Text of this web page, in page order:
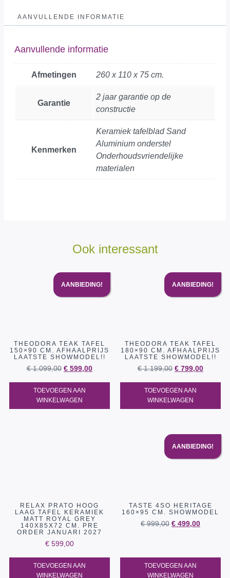
AANVULLENDE INFORMATIE
Aanvullende informatie
Afmetingen 260 x 110 x 75 cm.
Garantie
2 jaar garantie op de
constructie
Kenmerken
Keramiek tafelblad Sand
Aluminium onderstel
Onderhoudsvriendelijke
materialen
Ook interessant
AANBIEDING!
THEODORA TEAK TAFEL
150×90 CM. AFHAALPRIJS
LAATSTE SHOWMODEL!!
€1.099,00 € 599,00
TOEVOEGEN AAN
WINKELWAGEN
AANBIEDING!
THEODORA TEAK TAFEL
180×90 CM. AFHAALPRIJS
LAATSTE SHOWMODEL!!
€1.199,00 € 799,00
TOEVOEGEN AAN
WINKELWAGEN
RELAX PRATO HOOG
LAAG TAFEL KERAMIEK
MATT ROYAL GREY
140X85X72 CM. PRE
ORDER JANUARI 2027
€ 599,00
TOEVOEGEN AAN
WINKELWAGEN
AANBIEDING!
TASTE 4SO HERITAGE
160×95 CM. SHOWMODEL
€999,00 € 499,00
TOEVOEGEN AAN
WINKELWAGEN